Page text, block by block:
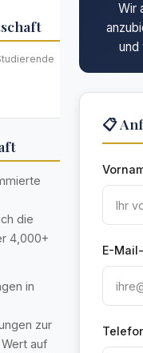
Wir
und
📋
E-
die
4,000+
in
zur
auf